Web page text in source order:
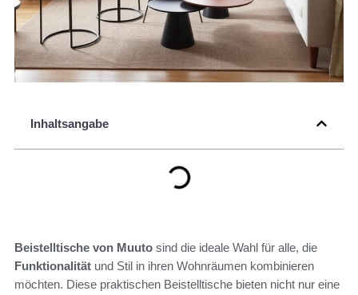
Inhaltsangabe
Beistelltische von Muuto sind die ideale Wahl für alle, die
Funktionalität und Stil in ihren Wohnräumen kombinieren
möchten. Diese praktischen Beistelltische bieten nicht nur eine